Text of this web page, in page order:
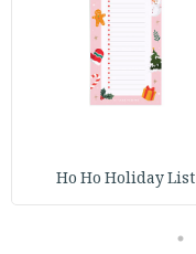
Ho Ho Holiday List
5